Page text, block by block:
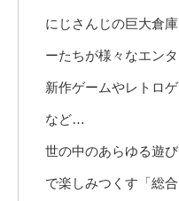
にじさんじの巨大倉
ーたちが様々なエンタ
新作ゲームやレトロ
など…
世の中のあらゆる遊
で楽しみつくす「総